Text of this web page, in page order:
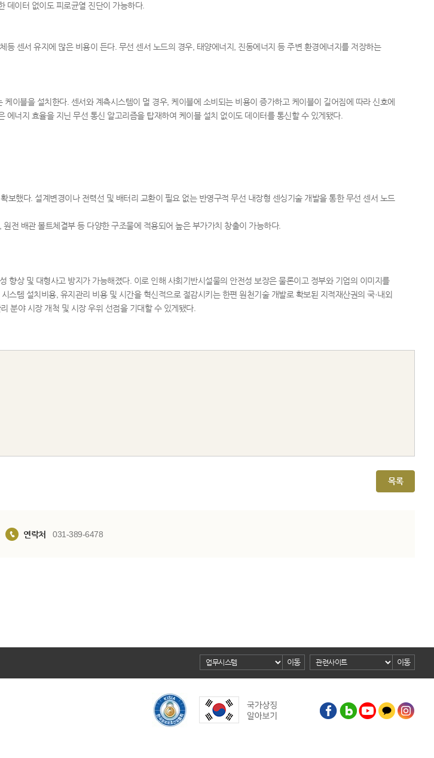
데이터 없이도 피로균열 진단이 가능하다.
센서 유지에 많은 비용이 든다. 무선 센서 노드의 경우, 태양에너지, 진동에너지 등 주변 환경에너지를 저장하는
이블을 설치한다. 센서와 계측시스템이 멀 경우, 케이블에 소비되는 비용이 증가하고 케이블이 길어짐에 따라 신호에
너지 효율을 지닌 무선 통신 알고리즘을 탑재하여 케이블 설치 없이도 데이터를 통신할 수 있게됐다.
했다. 설계변경이나 전력선 및 배터리 교환이 필요 없는 반영구적 무선 내장형 센싱기술 개발을 통한 무선 센서 노드
전 배관 볼트체결부 등 다양한 구조물에 적용되어 높은 부가가치 창출이 가능하다.
상 및 대형사고 방지가 가능해졌다. 이로 인해 사회기반시설물의 안전성 보장은 물론이고 정부와 기업의 이미지를
템 설치비용, 유지관리 비용 및 시간을 혁신적으로 절감시키는 한편 원천기술 개발로 확보된 지적재산권의 국·내외
분야 시장 개척 및 시장 우위 선점을 기대할 수 있게됐다.
목록
연락처 031-389-6478
이동 이동